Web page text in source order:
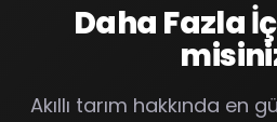
Daha Fazla
Akıllı tarım hakkında en